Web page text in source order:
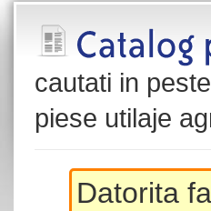
cautati in
piese utilaje
Datorita